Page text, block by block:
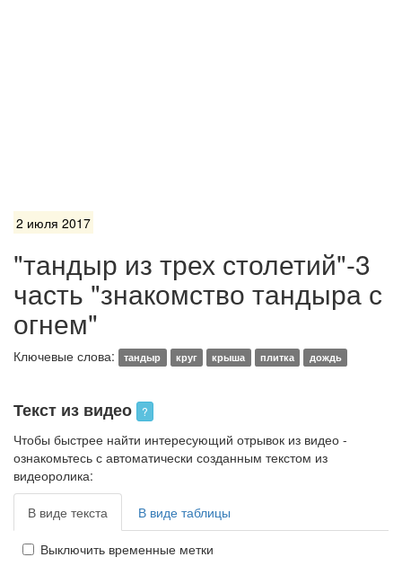
2 июля 2017
"тандыр из трех столетий"-3
часть "знакомство тандыра с
огнем"
Ключевые слова: тандыр круг крыша плитка дождь
Текст из видео ?
Чтобы быстрее найти интересующий отрывок из видео -
ознакомьтесь с автоматически созданным текстом из
видеоролика:
В виде текста В виде таблицы
Выключить временные метки